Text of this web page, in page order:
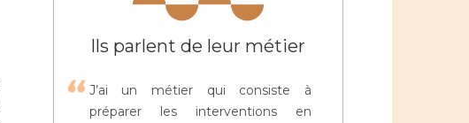
Ils parlent de leur métier
J’ai un métier qui consiste à
préparer les interventions en